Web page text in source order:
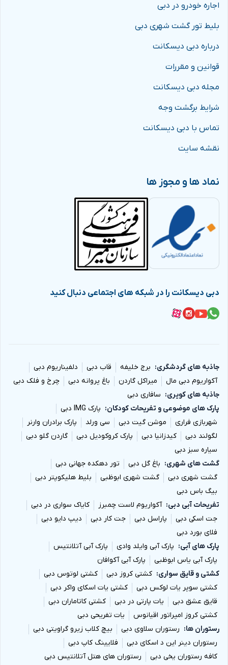
اجاره خودرو در دبی
بلیط تور گشت شهری دبی
درباره دبی دیسکانت
قوانین و مقررات
مجله دبی دیسکانت
شرایط برگشت وجه
تماس با دبی دیسکانت
نقشه سایت
نماد ها و مجوز ها
دبی دیسکانت را در شبکه های اجتماعی دنبال کنید
جاذبه های گردشگری برج خلیفه قاب دبی
دلفیناریوم دبی
آکواریوم دبی مال
میراکل گاردن باغ پروانه دبی
چرخ و فلک دبی
جاذبه های کویری
سافاری دبی
پارک های موضوعی و تفریحات کودکان
پارک IMG دبی
شهربازی فراری
موشن گیت دبی سی ورلد
پارک برادران وارنر
لگولند دبی
کیدزانیا دبی پارک کروکودیل دبی
گاردن گلو دبی
سیاره سبز دبی
گشت های شهری
باغ گل دبی
تور دهکده جهانی دبی
گشت شهری دبی
گشت شهری ابوظبی
بلیط هلیکوپتر دبی
بیگ باس دبی
تفریحات آبی دبی
آکواریوم لاست چمبرز
کایاک سواری در دبی
جت اسکی دبی
پاراسل دبی جت کار دبی
دیپ دایو دبی
فلای بورد دبی
پارک های آبی
پارک آبی وایلد وادی
پارک آبی آتلانتیس
پارک آبی یاس ابوظبی
پارک آبی آکوافان
کشتی و قایق سواری
کشتی کروز دبی
کشتی لوتوس دبی
کشتی سوپر یات لوکس دبی
کشتی یات اسکای واکر دبی
قایق عشق دبی
یات پارتی در دبی
کشتی کاتاماران دبی
کشتی کروز امپراتور اقیانوس
یات تفریحی دبی
رستوران ها
رستوران سلاوی دبی
بیچ کلاب زیرو گراویتی دبی
رستوران دینر این د اسکای دبی
فلایینگ کاپ دبی
کافه رستوران یخی دبی
رستوران های هتل آتلانتیس دبی